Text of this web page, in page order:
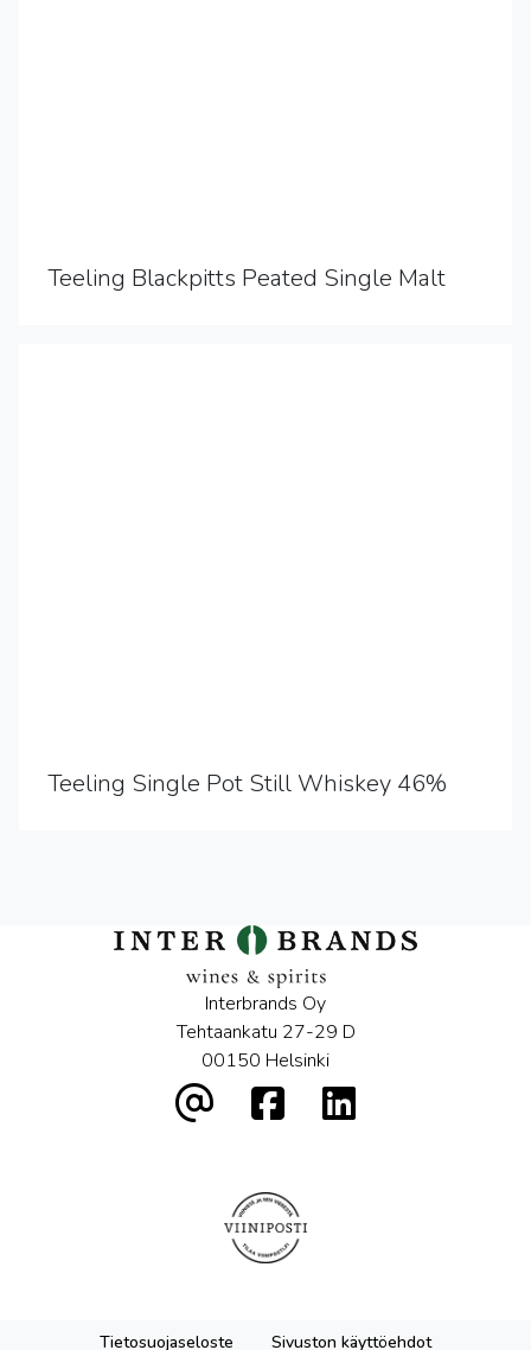
Teeling Blackpitts Peated Single Malt
Teeling Single Pot Still Whiskey 46%
Interbrands Oy
Tehtaankatu 27-29 D
00150 Helsinki
Tietosuojaseloste Sivuston käyttöehdot